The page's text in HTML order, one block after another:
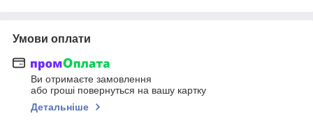
Умови оплати
Ви отримаєте замовлення
або гроші повернуться на вашу картку
Детальніше